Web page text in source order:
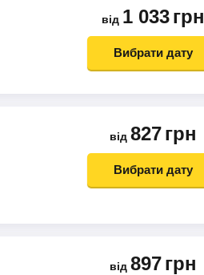
від 1 033грн
Вибрати дату
від 827грн
Вибрати дату
від 897грн